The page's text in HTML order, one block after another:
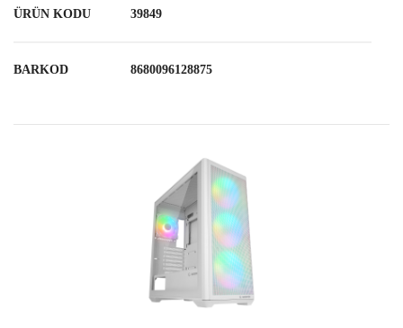
ÜRÜN KODU 39849
BARKOD 8680096128875